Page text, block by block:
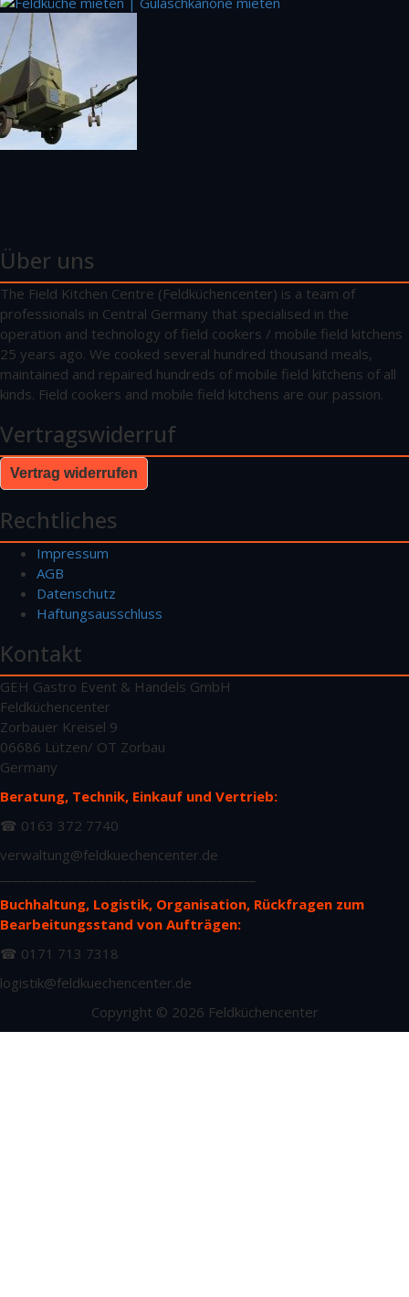
Über uns
The Field Kitchen Centre (Feldküchencenter) is a team of
professionals in Central Germany that specialised in the
operation and technology of field cookers / mobile field kitchens
25 years ago. We cooked several hundred thousand meals,
maintained and repaired hundreds of mobile field kitchens of all
kinds. Field cookers and mobile field kitchens are our passion.
Vertragswiderruf
Vertrag widerrufen
Rechtliches
Impressum
AGB
Datenschutz
Haftungsausschluss
Kontakt
GEH Gastro Event & Handels GmbH
Feldküchencenter
Zorbauer Kreisel 9
06686 Lützen/ OT Zorbau
Germany
Beratung, Technik, Einkauf und Vertrieb:
☎ 0163 372 7740
verwaltung@feldkuechencenter.de
Buchhaltung, Logistik, Organisation, Rückfragen zum
Bearbeitungsstand von Aufträgen:
☎ 0171 713 7318
logistik@feldkuechencenter.de
Copyright © 2026 Feldküchencenter